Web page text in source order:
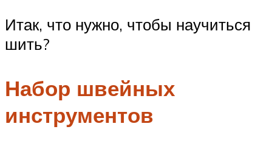
Итак, что нужно, чтобы научиться
шить?
Набор швейных
инструментов